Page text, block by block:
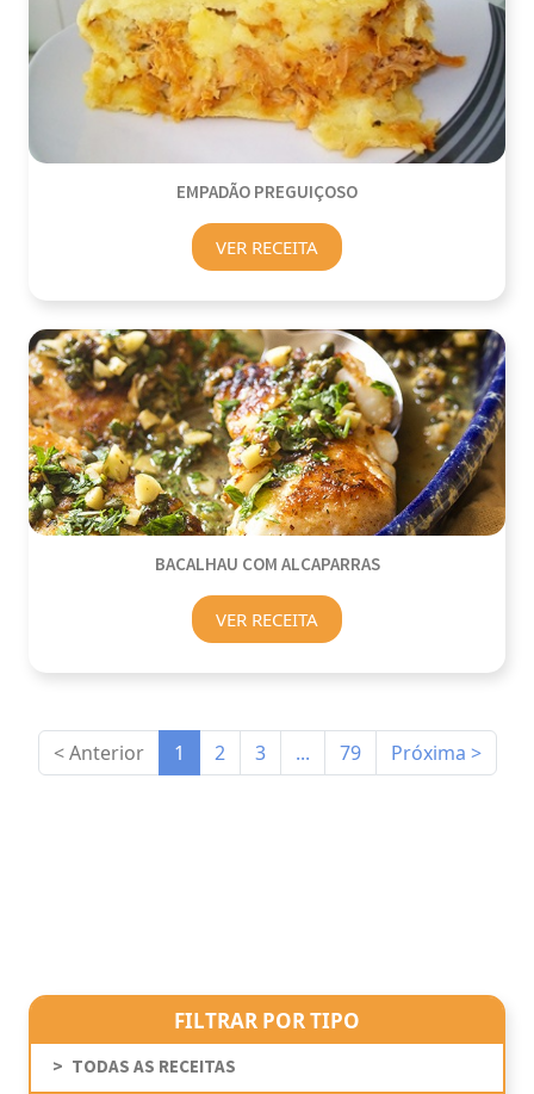
EMPADÃO PREGUIÇOSO
VER RECEITA
BACALHAU COM ALCAPARRAS
VER RECEITA
< Anterior 1 2 3 ... 79 Próxima >
FILTRAR POR TIPO
TODAS AS RECEITAS